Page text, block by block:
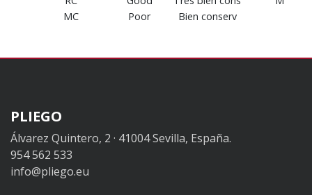
MC
Poor Bien conserv
PLIEGO
Álvarez Quintero, 2 · 41004 Sevilla, España.
954 562 533
info@pliego.eu